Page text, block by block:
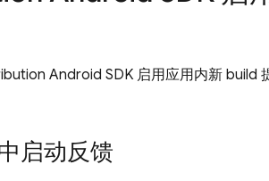
Android SDK 启用应用内新 build
启动反馈